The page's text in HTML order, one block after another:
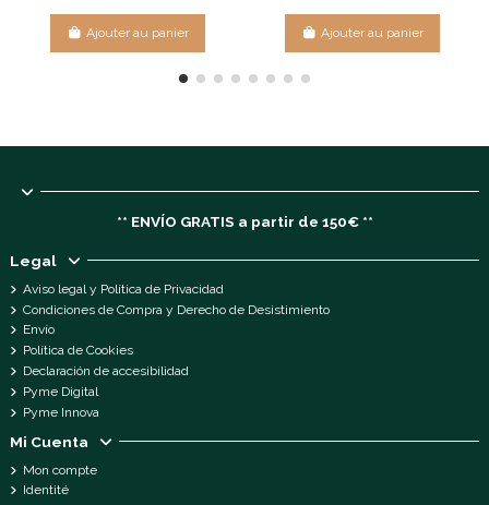
Ajouter au panier Ajouter au panier
** ENVÍO GRATIS a partir de 150€ **
Legal
Aviso legal y Política de Privacidad
Condiciones de Compra y Derecho de Desistimiento
Envío
Política de Cookies
Declaración de accesibilidad
Pyme Digital
Pyme Innova
Mi Cuenta
Mon compte
Identité